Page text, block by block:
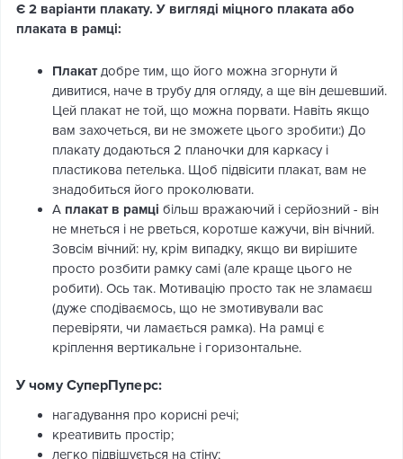
Є 2 варіанти плакату. У вигляді міцного плаката або
плаката в рамці:
Плакатдобре тим, що його можна згорнути й
дивитися, наче в трубу для огляду, а ще він дешевший.
Цей плакат не той, що можна порвати. Навіть якщо
вам захочеться, ви не зможете цього зробити:) До
плакату додаються 2 планочки для каркасу і
пластикова петелька. Щоб підвісити плакат, вам не
знадобиться його проколювати.
А плакат в рамці більш вражаючий і серйозний - він
не мнеться і не рветься, коротше кажучи, він вічний.
Зовсім вічний: ну, крім випадку, якщо ви вирішите
просто розбити рамку самі (але краще цього не
робити). Ось так. Мотивацію просто так не зламаєш
(дуже сподіваємось, що не змотивували вас
перевіряти, чи ламається рамка). На рамці є
кріплення вертикальне і горизонтальне.
У чому СуперПуперс:
нагадування про корисні речі;
креативить простір;
легко підвішується на стіну;